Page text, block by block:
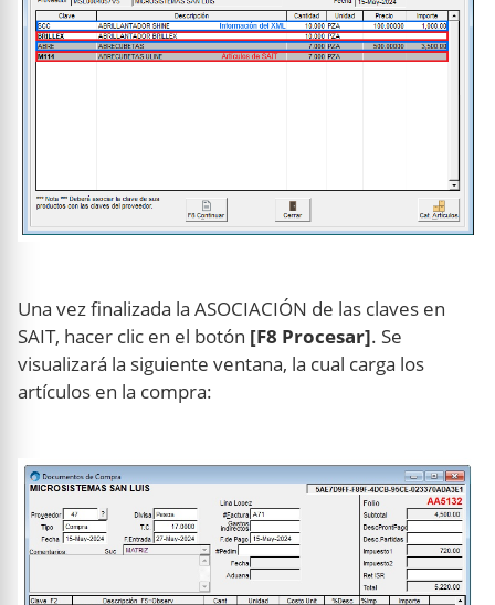
Una vez finalizada la ASOCIACIÓN de las claves en
SAIT, hacer clic en el botón [F8 Procesar]. Se
visualizará la siguiente ventana, la cual carga los
artículos en la compra: